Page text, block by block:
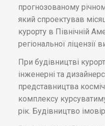
прогнозованому
який спроектував
курорту в Північній
регіональної ліцензії
При будівництві
інженерні та
представництва
комплексу
рік. Будівництво